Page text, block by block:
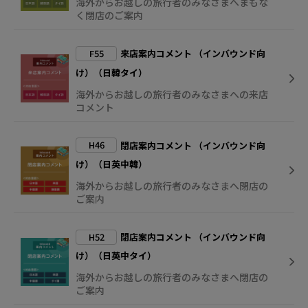
く閉店のご案内
F55
来店案内コメント （インバウンド向
け）（日韓タイ）
海外からお越しの旅行者のみなさまへの来店
コメント
H46
閉店案内コメント （インバウンド向
け）（日英中韓）
海外からお越しの旅行者のみなさまへ閉店の
ご案内
H52
閉店案内コメント （インバウンド向
け）（日英中タイ）
海外からお越しの旅行者のみなさまへ閉店の
ご案内